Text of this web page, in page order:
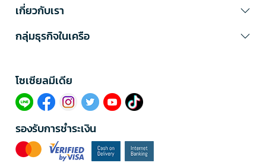
เกี่ยวกับเรา
กลุ่มธุรกิจในเครือ
โซเซียลมีเดีย​
รองรับการชำระเงิน